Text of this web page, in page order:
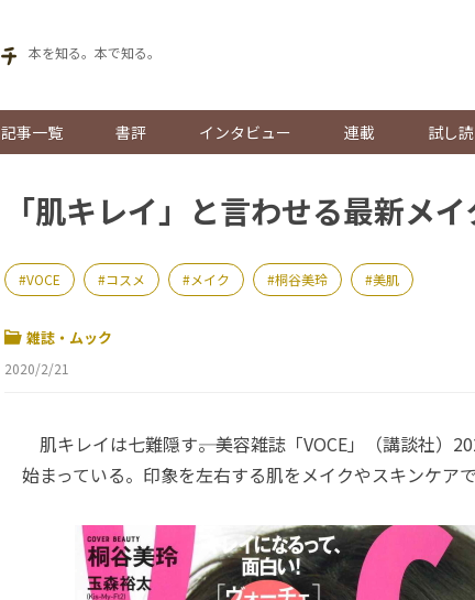
本を知る。本で知る。
記事一覧 書評 インタビュー 連載 試し
「肌キレイ」と言わせる最新メ
VOCE コスメ メイク 桐谷美玲 美肌
雑誌・ムック
2020/2/21
肌キレイは七難隠す――。美容雑誌「VOCE」（講談社）
始まっている。印象を左右する肌をメイクやスキンケア